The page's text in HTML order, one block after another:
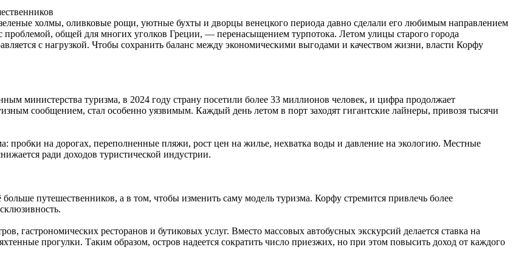
холмы, оливковые рощи, уютные бухты и дворцы венецкого периода давно сделали его любимым направлением
проблемой, общей для многих уголков Греции, — перенасыщением турпотока. Летом улицы старого города
с нагрузкой. Чтобы сохранить баланс между экономическими выгодами и качеством жизни, власти Корфу
министерства туризма, в 2024 году страну посетили более 33 миллионов человек, и цифра продолжает
сообщением, стал особенно уязвимым. Каждый день летом в порт заходят гигантские лайнеры, привозя тысячи
пробки на дорогах, переполненные пляжи, рост цен на жилье, нехватка воды и давление на экологию. Местные
ради доходов туристической индустрии.
путешественников, а в том, чтобы изменить саму модель туризма. Корфу стремится привлечь более
гастрономических ресторанов и бутиковых услуг. Вместо массовых автобусных экскурсий делается ставка на
прогулки. Таким образом, остров надеется сократить число приезжих, но при этом повысить доход от каждого